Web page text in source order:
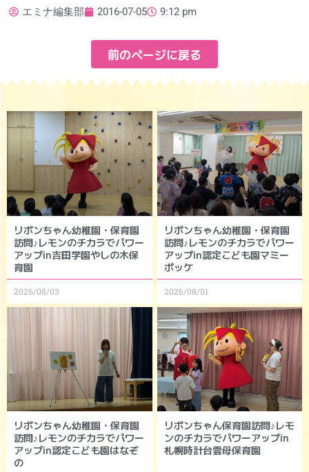
エミナ編集部 2016-07-05 9:12 pm
前のページに戻る
リボンちゃん幼稚園・保育園
訪問♪レモンのチカラでパワー
アップin吉田学園やしの木保
育園
2026/08/03
リボンちゃん幼稚園・保育園
訪問♪レモンのチカラでパワー
アップin認定こども園マミー
ポッケ
2026/08/01
リボンちゃん幼稚園・保育園
訪問♪レモンのチカラでパワー
アップin認定こども園はなぞ
の
リボンちゃん保育園訪問♪レモ
ンのチカラでパワーアップin
札幌時計台雲母保育園